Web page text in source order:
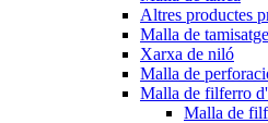
Altres productes
Malla de
Xarxa de niló
Malla de
Malla de filferro
Malla de